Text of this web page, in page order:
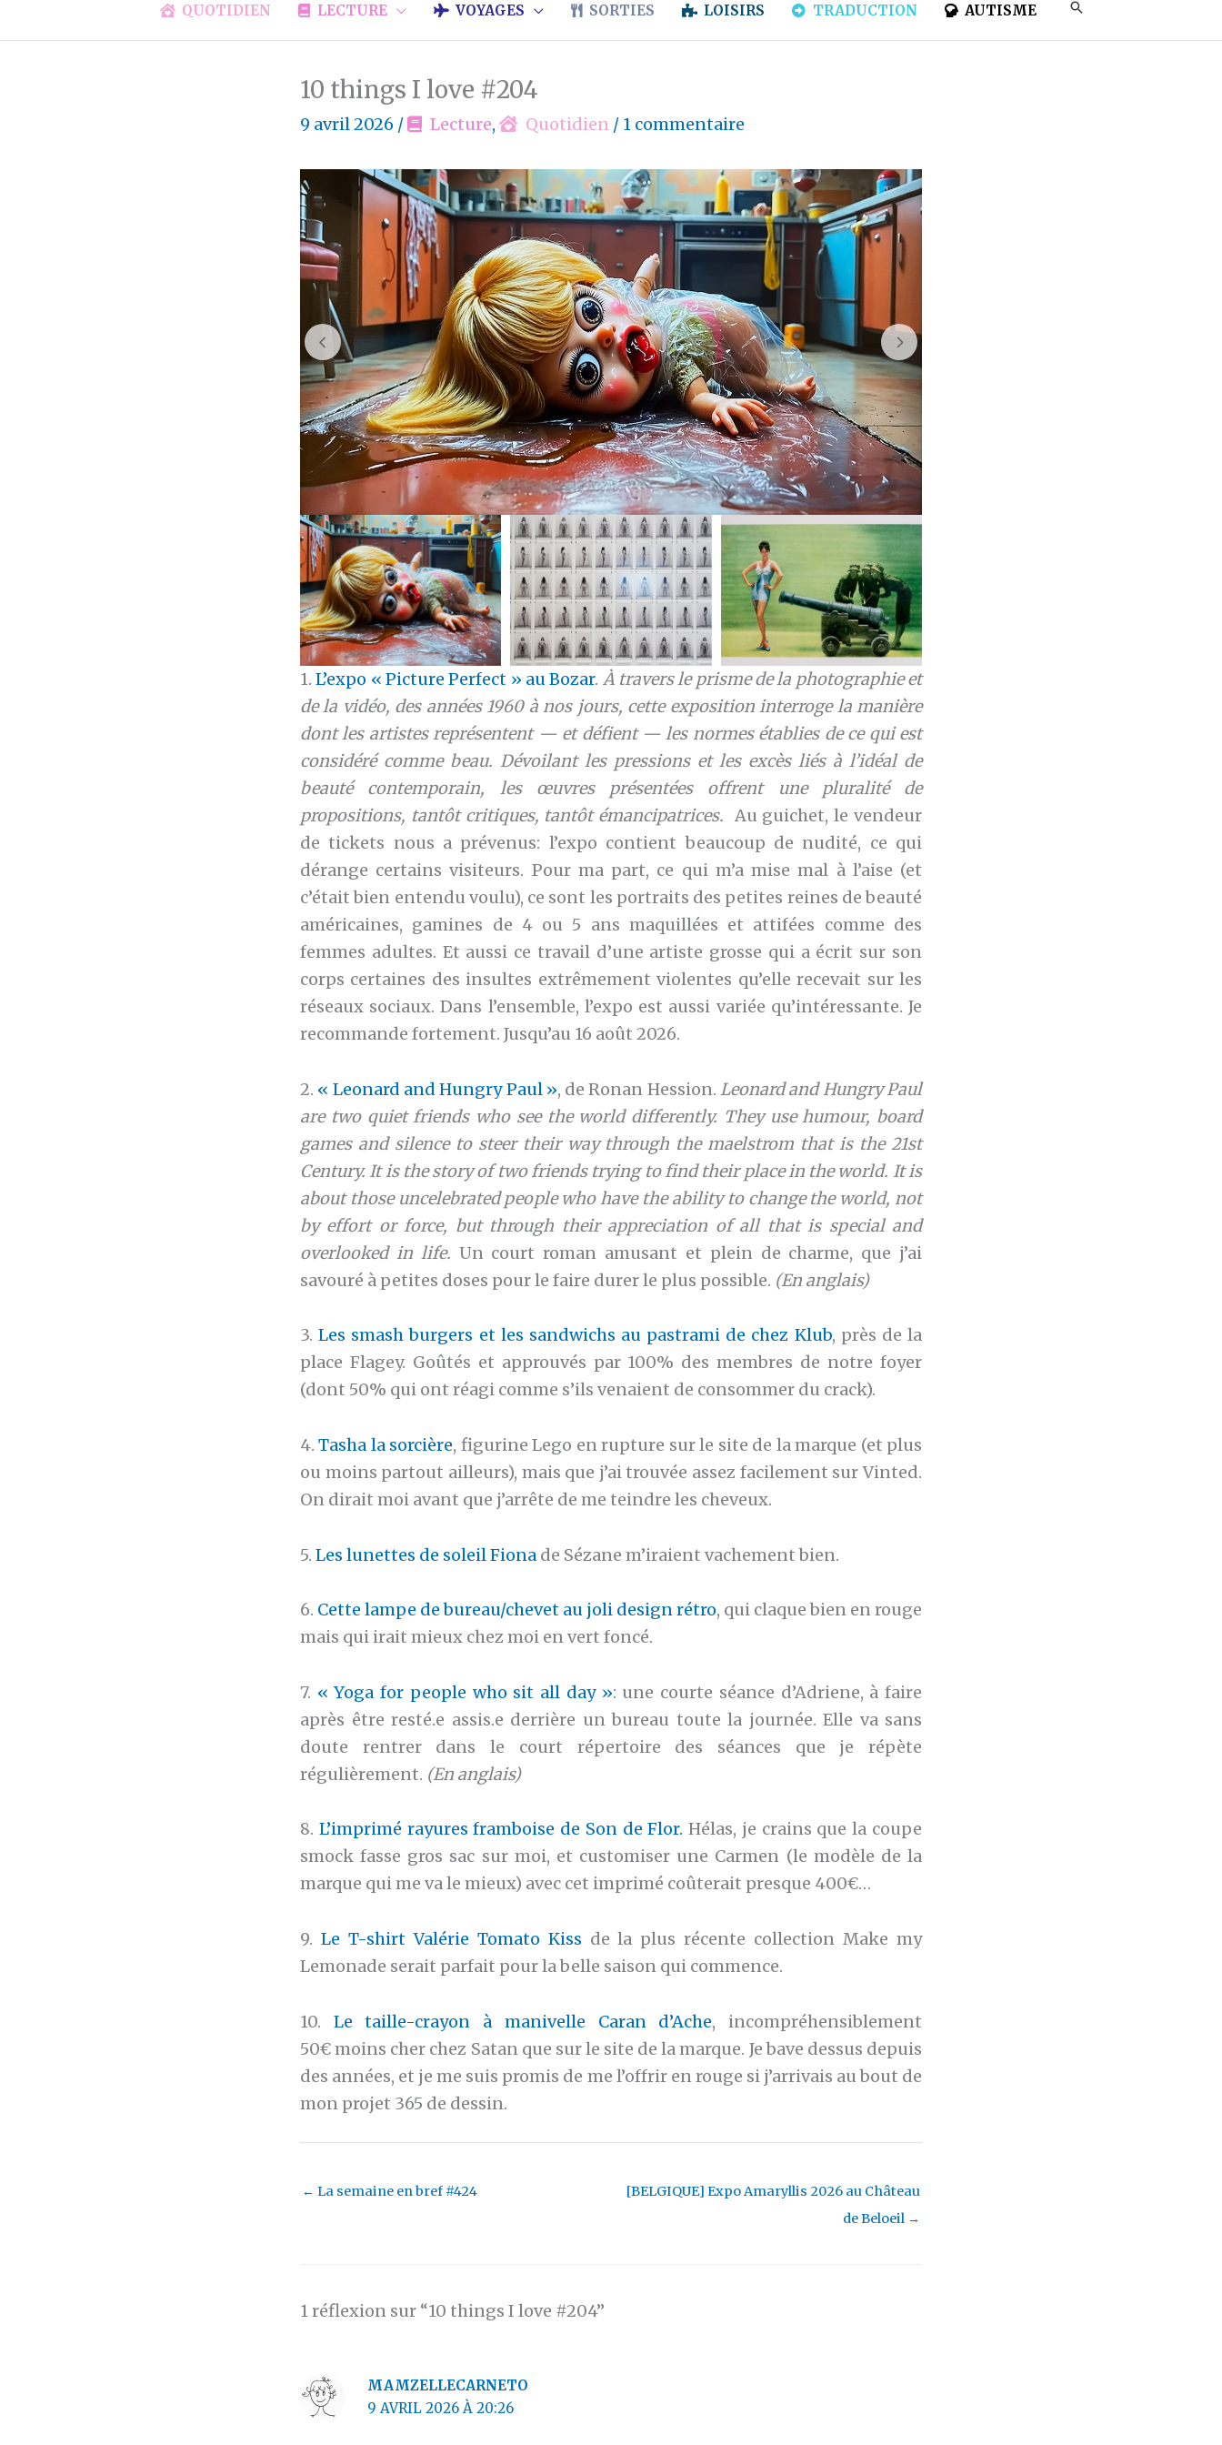
QUOTIDIEN LECTURE VOYAGES SORTIES LOISIRS TRADUCTION AUTISME
10 things I love #204
9 avril 2026 / Lecture, Quotidien / 1 commentaire
1.L’expo « Picture Perfect » au Bozar. À travers le prisme de la photographie et
de la vidéo, des années 1960 à nos jours, cette exposition interroge la manière
dont les artistes représentent — et défient — les normes établies de ce qui est
considéré comme beau. Dévoilant les pressions et les excès liés à l’idéal de
beauté contemporain, les œuvres présentées offrent une pluralité de
propositions, tantôt critiques, tantôt émancipatrices. Au guichet, le vendeur
de tickets nous a prévenus: l’expo contient beaucoup de nudité, ce qui
dérange certains visiteurs. Pour ma part, ce qui m’a mise mal à l’aise (et
c’était bien entendu voulu), ce sont les portraits des petites reines de beauté
américaines, gamines de 4 ou 5 ans maquillées et attifées comme des
femmes adultes. Et aussi ce travail d’une artiste grosse qui a écrit sur son
corps certaines des insultes extrêmement violentes qu’elle recevait sur les
réseaux sociaux. Dans l’ensemble, l’expo est aussi variée qu’intéressante. Je
recommande fortement. Jusqu’au 16 août 2026.
2. « Leonard and Hungry Paul », de Ronan Hession. Leonard and Hungry Paul
are two quiet friends who see the world differently. They use humour, board
games and silence to steer their way through the maelstrom that is the 21st
Century. It is the story of two friends trying to find their place in the world. It is
about those uncelebrated people who have the ability to change the world, not
by effort or force, but through their appreciation of all that is special and
overlooked in life. Un court roman amusant et plein de charme, que j’ai
savouré à petites doses pour le faire durer le plus possible. (En anglais)
3.Les smash burgers et les sandwichs au pastrami de chez Klub, près de la
place Flagey. Goûtés et approuvés par 100% des membres de notre foyer
(dont 50% qui ont réagi comme s’ils venaient de consommer du crack).
4.Tasha la sorcière, figurine Lego en rupture sur le site de la marque (et plus
ou moins partout ailleurs), mais que j’ai trouvée assez facilement sur Vinted.
On dirait moi avant que j’arrête de me teindre les cheveux.
5. Les lunettes de soleil Fiona de Sézane m’iraient vachement bien.
6. Cette lampe de bureau/chevet au joli design rétro, qui claque bien en rouge
mais qui irait mieux chez moi en vert foncé.
7. « Yoga for people who sit all day »: une courte séance d’Adriene, à faire
après être resté.e assis.e derrière un bureau toute la journée. Elle va sans
doute rentrer dans le court répertoire des séances que je répète
régulièrement. (En anglais)
8. L’imprimé rayures framboise de Son de Flor. Hélas, je crains que la coupe
smock fasse gros sac sur moi, et customiser une Carmen (le modèle de la
marque qui me va le mieux) avec cet imprimé coûterait presque 400€…
9. Le T-shirt Valérie Tomato Kiss de la plus récente collection Make my
Lemonade serait parfait pour la belle saison qui commence.
10. Le taille-crayon à manivelle Caran d’Ache, incompréhensiblement
50€ moins cher chez Satan que sur le site de la marque. Je bave dessus depuis
des années, et je me suis promis de me l’offrir en rouge si j’arrivais au bout de
mon projet 365 de dessin.
← La semaine en bref #424
[BELGIQUE] Expo Amaryllis 2026 au Château
de Beloeil →
1 réflexion sur “10 things I love #204”
MAMZELLECARNETO
9 AVRIL 2026 À 20:26